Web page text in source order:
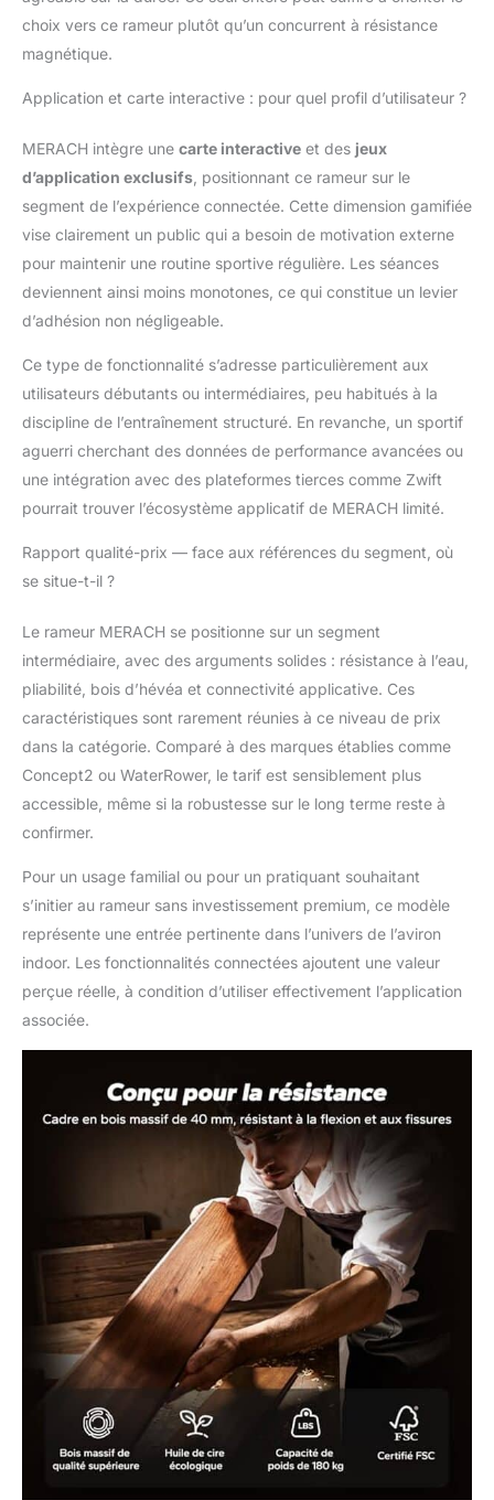
choix vers ce rameur plutôt qu’un concurrent à résistance
magnétique.
Application et carte interactive : pour quel profil d’utilisateur ?
MERACH intègre une carte interactive et des jeux
d’application exclusifs , positionnant ce rameur sur le
segment de l’expérience connectée. Cette dimension gamifiée
vise clairement un public qui a besoin de motivation externe
pour maintenir une routine sportive régulière. Les séances
deviennent ainsi moins monotones, ce qui constitue un levier
d’adhésion non négligeable.
Ce type de fonctionnalité s’adresse particulièrement aux
utilisateurs débutants ou intermédiaires, peu habitués à la
discipline de l’entraînement structuré. En revanche, un sportif
aguerri cherchant des données de performance avancées ou
une intégration avec des plateformes tierces comme Zwift
pourrait trouver l’écosystème applicatif de MERACH limité.
Rapport qualité-prix — face aux références du segment, où
se situe-t-il ?
Le rameur MERACH se positionne sur un segment
intermédiaire, avec des arguments solides : résistance à l’eau,
pliabilité, bois d’hévéa et connectivité applicative. Ces
caractéristiques sont rarement réunies à ce niveau de prix
dans la catégorie. Comparé à des marques établies comme
Concept2 ou WaterRower, le tarif est sensiblement plus
accessible, même si la robustesse sur le long terme reste à
confirmer.
Pour un usage familial ou pour un pratiquant souhaitant
s’initier au rameur sans investissement premium, ce modèle
représente une entrée pertinente dans l’univers de l’aviron
indoor. Les fonctionnalités connectées ajoutent une valeur
perçue réelle, à condition d’utiliser effectivement l’application
associée.